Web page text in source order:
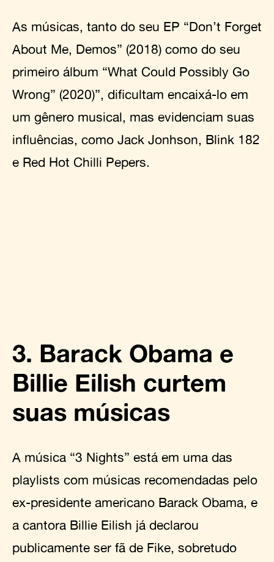
As músicas, tanto do seu EP “Don’t Forget
About Me, Demos” (2018) como do seu
primeiro álbum “What Could Possibly Go
Wrong” (2020)”, dificultam encaixá-lo em
um gênero musical, mas evidenciam suas
influências, como Jack Jonhson, Blink 182
e Red Hot Chilli Pepers.
3. Barack Obama e
Billie Eilish curtem
suas músicas
A música “3 Nights” está em uma das
playlists com músicas recomendadas pelo
ex-presidente americano Barack Obama, e
a cantora Billie Eilish já declarou
publicamente ser fã de Fike, sobretudo